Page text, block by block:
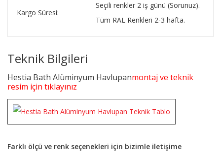
Kargo Süresi:
Seçili renkler 2 iş günü (Sorunuz).
Tüm RAL Renkleri 2-3 hafta.
Teknik Bilgileri
Hestia Bath Alüminyum Havlupanmontaj ve teknik
resim için tıklayınız
Farklı ölçü ve renk seçenekleri için bizimle iletişime